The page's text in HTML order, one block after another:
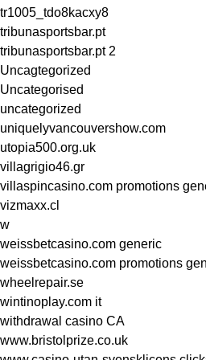
tr1005_tdo8kacxy8
tribunasportsbar.pt
tribunasportsbar.pt 2
Uncagtegorized
Uncategorised
uncategorized
uniquelyvancouvershow.com
utopia500.org.uk
villagrigio46.gr
villaspincasino.com promotions
vizmaxx.cl
w
weissbetcasino.com generic
weissbetcasino.com promotions
wheelrepair.se
wintinoplay.com it
withdrawal casino CA
www.bristolprize.co.uk